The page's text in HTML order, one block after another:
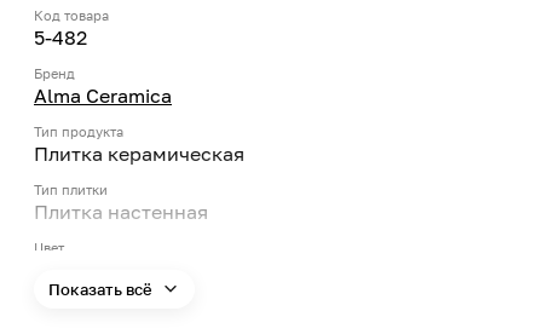
Код товара
5-482
Бренд
Alma Ceramica
Тип продукта
Плитка керамическая
Тип плитки
Плитка настенная
Цвет
Показать всё